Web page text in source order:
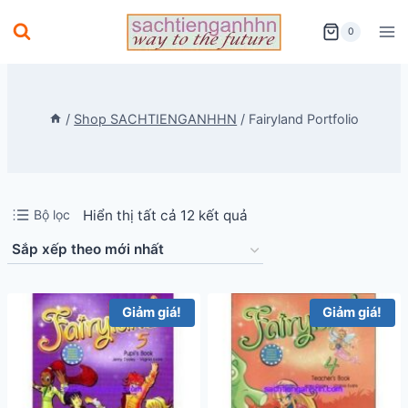
to
0
/ Shop SACHTIENGANHHN / Fairyland Portfolio
Bộ lọc Hiển thị tất cả 12 kết quảĐã
xếp
theo
mới
nhất
Giảm giá! Giảm giá!